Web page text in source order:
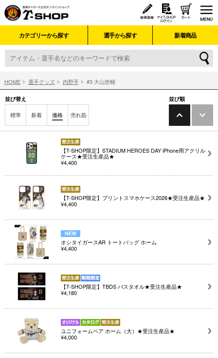
カテゴリーから探す 選手から探す 新着商品
HOME 選手グッズ 内野手 #3 大山悠輔
並び替え
標準 新着 価格 売れ筋
並び順
【T-SHOP限定】STADIUM HEROES DAY iPhone用アクリル
ケース★受注生産品★
¥4,400
【T-SHOP限定】プリントスマホケース2026★受注生産品★
¥4,400
オシタイガースAR トートバッグ ホーム
¥4,400
【T-SHOP限定】TBDS バスタオル★受注生産品★
¥4,180
ユニフォームベア ホーム（大）★受注生産品★
¥4,000